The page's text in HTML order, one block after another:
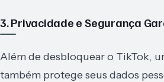
3. Privacidade e Segurança
Além de desbloquear o TikTok,
também protege seus dados